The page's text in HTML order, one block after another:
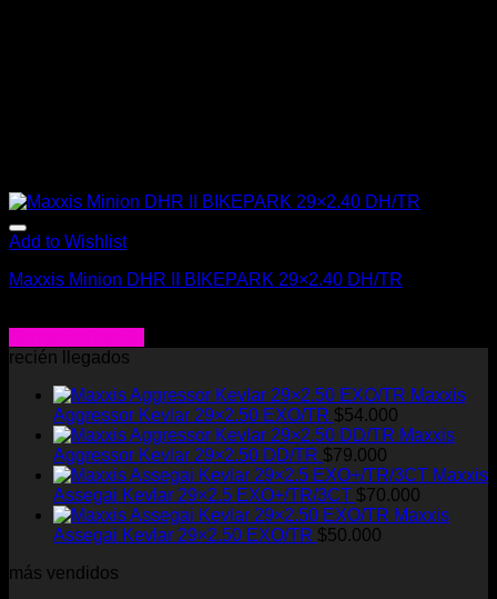
Add to Wishlist
Maxxis Minion DHR II BIKEPARK 29×2.40 DH/TR
recién llegados
Maxxis
Aggressor Kevlar 29×2.50 EXO/TR $54.000
Maxxis
Aggressor Kevlar 29×2.50 DD/TR $79.000
Maxxis
Assegai Kevlar 29×2.5 EXO+/TR/3CT $70.000
Maxxis
Assegai Kevlar 29×2.50 EXO/TR $50.000
más vendidos